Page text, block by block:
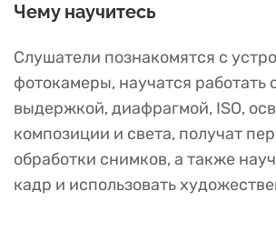
Чему научитесь
Слушатели познакомятся с
фотокамеры, научатся работать
выдержкой, диафрагмой, ISO,
композиции и света, получат
обработки снимков, а также
кадр и использовать